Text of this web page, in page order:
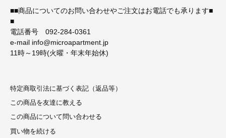
■■商品についてのお問い合わせやご注文はお電話でも承ります■
■
電話番号 092-284-0361
e-mail info@microapartment.jp
11時～19時(火曜・年末年始休)
特定商取引法に基づく表記（返品等）
この商品を友達に教える
この商品について問い合わせる
買い物を続ける